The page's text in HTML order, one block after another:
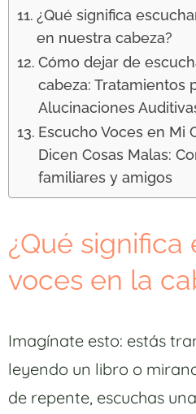
¿Qué significa
en nuestra cabeza?
Cómo dejar de
cabeza: Tratamientos
Alucinaciones
Escucho Voces en Mi
Dicen Cosas Malas:
familiares y amigos
¿Qué significa
voces en la
Imagínate esto: estás
leyendo un libro o
de repente, escuchas